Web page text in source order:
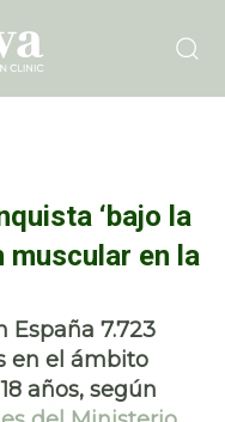
‘bajo la
muscular en la
España 7.723
en el ámbito
años, según